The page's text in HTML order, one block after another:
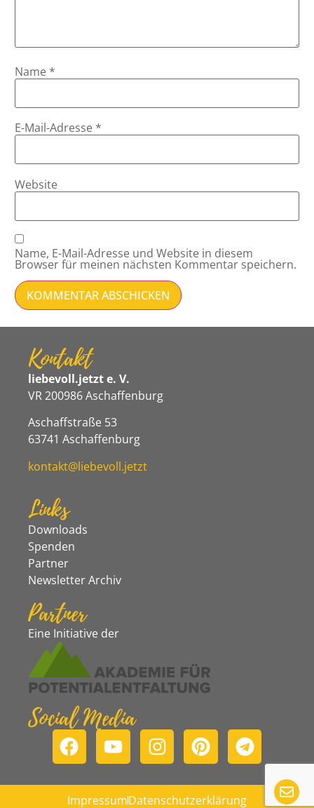
Name *
E-Mail-Adresse *
Website
Name, E-Mail-Adresse und Website in diesem
Browser für meinen nächsten Kommentar speichern.
Kontakt
liebevoll.jetzt e. V.
VR 200986 Aschaffenburg
Aschaffstraße 53
63741 Aschaffenburg
kontakt@liebevoll.jetzt
Links
Downloads
Spenden
Partner
Newsletter Archiv
Partner
Eine Initiative der
Social Media
ImpressumDatenschutzerklärung